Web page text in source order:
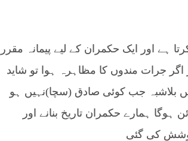
ہے اور ایک حکمران کے لیے پیمانہ مقرر
جرات مندوں کا مظاہرہ ہوا تو شاید
بلاشبہ جب کوئی صادق (سچا)نہیں ہو
ہوگا ہمارے حکمران تاریخ بنانے اور
کوشش کی گئی